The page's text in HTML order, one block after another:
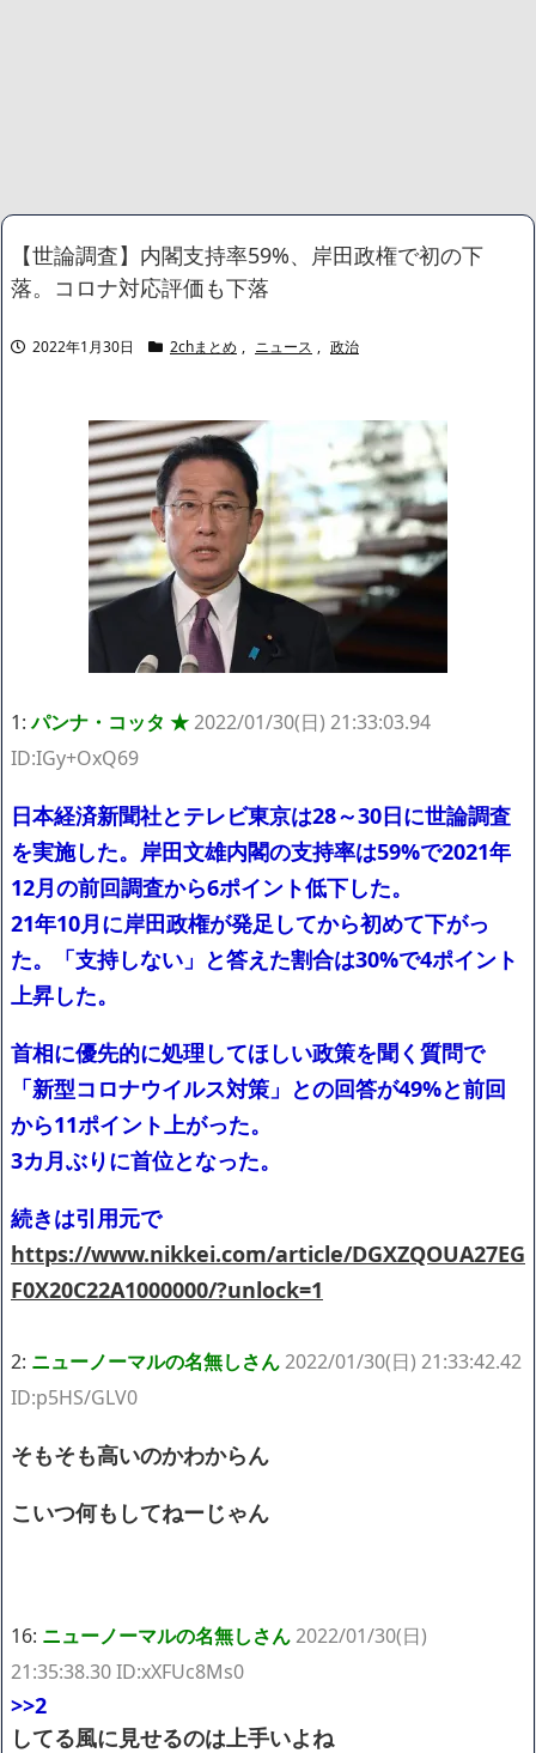
ｗｗNEW!
うじきつよし「自民党に投票した皆さんへ」 NEW!
【画像】 Netflix版『リボンの騎士』、とんでもない事になるｗｗ
ｗｗｗNEW!
る・・・NEW!
【徹底議論】近代日本史で最も取り返しのつかなかった失敗って
NEW!
【画像】身長155cm・体重36kg・ウエスト51cmのスレンダー美
少女がAVデビュ－ｗwwww
【画像】彼女「ねー、今日のデートこれで行っていー？」ﾊﾟｼｬ
広末涼子さん、正気に戻ってしまい絶望する・・・「アカン、キ
ャリアがすべて終わった」
【配信者】「金バエ」のSNS更新が1週間途絶え、様々な憶測が
飛び交う。1週間ぶりの投稿でも一人称が「ボキ」ではなく「俺」と
なっており、本人ではないとの憶測が広がる
かつてはSONYのパソコンだった「VAIO」家電量販店のノジマに
買収されてしまう
ｗｗｗｗｗ「こんな高いの？ｗｗ」「逆に超安い」
私は6年間「子無し既婚女性」で人から様々なことを言われてき
Powered by livedoor 相互RSS
【世論調査】内閣支持率59%、岸田政権で初の下
落。コロナ対応評価も下落
2022年1月30日 2chまとめ , ニュース , 政治
1:パンナ・コッタ ★2022/01/30(日) 21:33:03.94
ID:IGy+OxQ69
日本経済新聞社とテレビ東京は28～30日に世論調査
を実施した。岸田文雄内閣の支持率は59%で2021年
12月の前回調査から6ポイント低下した。
21年10月に岸田政権が発足してから初めて下がっ
た。「支持しない」と答えた割合は30%で4ポイント
上昇した。
首相に優先的に処理してほしい政策を聞く質問で
「新型コロナウイルス対策」との回答が49%と前回
から11ポイント上がった。
3カ月ぶりに首位となった。
続きは引用元で
https://www.nikkei.com/article/DGXZQOUA27EG
F0X20C22A1000000/?unlock=1
2: ニューノーマルの名無しさん2022/01/30(日) 21:33:42.42
ID:p5HS/GLV0
そもそも高いのかわからん
こいつ何もしてねーじゃん
16: ニューノーマルの名無しさん2022/01/30(日)
21:35:38.30 ID:xXFUc8Ms0
>>2
してる風に見せるのは上手いよね